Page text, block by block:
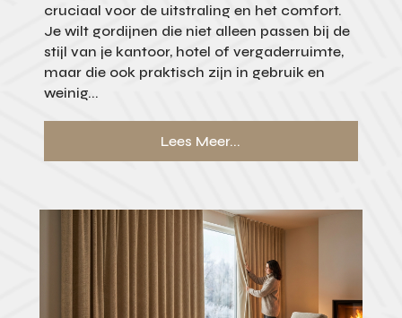
cruciaal voor de uitstraling en het comfort.
Je wilt gordijnen die niet alleen passen bij de
stijl van je kantoor, hotel of vergaderruimte,
maar die ook praktisch zijn in gebruik en
weinig...
Lees Meer...